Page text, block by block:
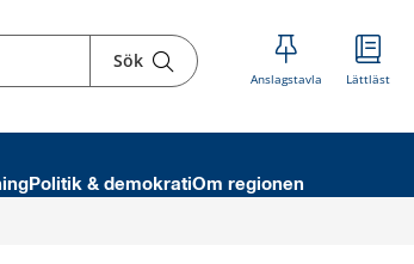
Sök
Anslagstavla Lättläst
Politik & demokratiOm regionen